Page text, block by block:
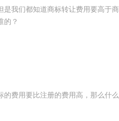
我们都知道商标转让费用要高于商
的？
的费用要比注册的费用高，那么什么